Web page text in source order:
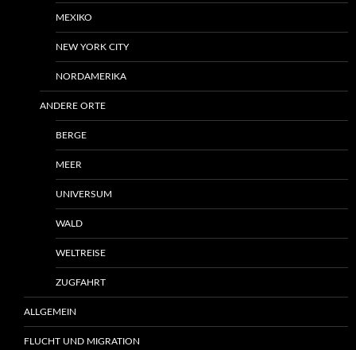
MEXIKO
NEW YORK CITY
NORDAMERIKA
ANDERE ORTE
BERGE
MEER
UNIVERSUM
WALD
WELTREISE
ZUGFAHRT
ALLGEMEIN
FLUCHT UND MIGRATION